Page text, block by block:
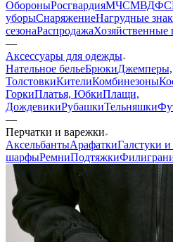
Главная
—
Каталог
—
Одежда
Товары для СВОМинистерство
ОбороныРосгвардияМЧСМВД
уборыСнаряжениеНагрудные знаки
сезонаРаспродажаХозяйственные
—
Аксессуары для одежды
Нательное бельеБрюкиДжемперы,
ТолстовкиКителиКомбинезоны
Горки
Платья, Юбки
Дождевики
Рубашки
—
Перчатки и варежки
Аксельбанты Арафатки Галстуки
шарфы РемниПодтяжки